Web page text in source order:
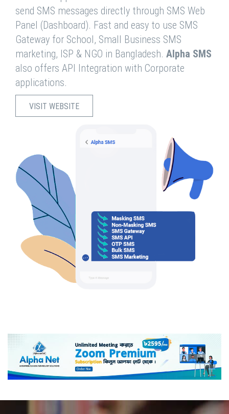
send SMS messages directly through SMS Web
Panel (Dashboard). Fast and easy to use SMS
Gateway for School, Small Business SMS
marketing, ISP & NGO in Bangladesh. Alpha SMS
also offers API Integration with Corporate
applications.
VISIT WEBSITE